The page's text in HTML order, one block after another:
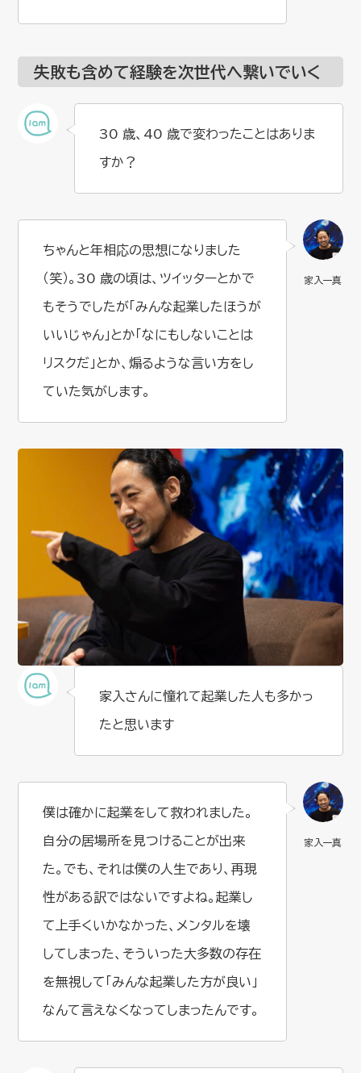
失敗も含めて経験を次世代へ繋いでいく
30 歳、40 歳で変わったことはありま
すか？
ちゃんと年相応の思想になりました
（笑）。30 歳の頃は、ツイッターとかで
もそうでしたが「みんな起業したほうが
いいじゃん」とか「なにもしないことは
リスクだ」とか、煽るような言い方をし
ていた気がします。
家入さんに憧れて起業した人も多かっ
たと思います
僕は確かに起業をして救われました。
自分の居場所を見つけることが出来
た。でも、それは僕の人生であり、再現
性がある訳ではないですよね。起業し
て上手くいかなかった、メンタルを壊
してしまった、そういった大多数の存在
を無視して「みんな起業した方が良い」
なんて言えなくなってしまったんです。